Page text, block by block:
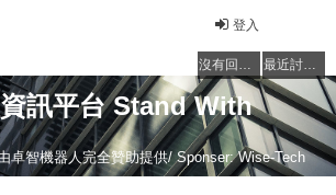
登入
沒有回覆的主題 最近討論的主題
訊平台 Stand With
卓智機器人完全贊助提供/ Sponser: Wise-Tech